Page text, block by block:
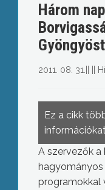
Három
2011. 08. 31.
Ez a cikk
A szervezők
hagyományos
programokkal